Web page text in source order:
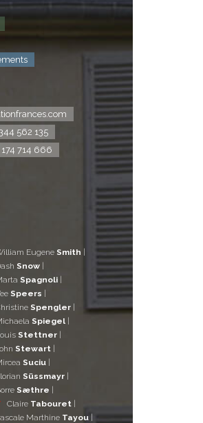
562 135
174 714 666
Eugene Smith |
Snow |
Spagnoli |
Speers |
Spengler |
Spiegel |
Stettner |
Stewart |
Suciu |
Süssmayr |
Sæthre |
Claire Tabouret |
Marthine Tayou |